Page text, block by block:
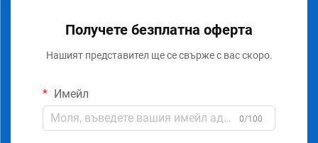
Получете безплатна оферта
Нашият представител ще се свърже с вас скоро.
Имейл
0/100